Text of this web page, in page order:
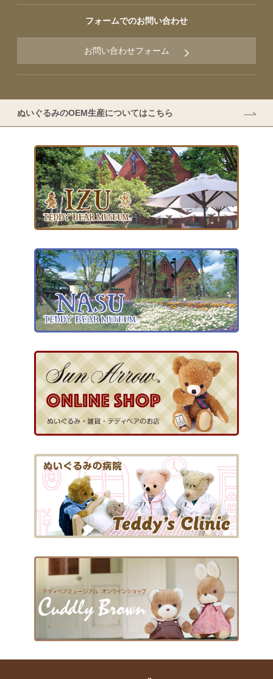
フォームでのお問い合わせ
お問い合わせフォーム
ぬいぐるみのOEM生産についてはこちら